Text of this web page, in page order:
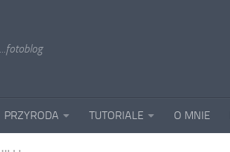
...fotoblog
PRZYRODA TUTORIALE O MNIE